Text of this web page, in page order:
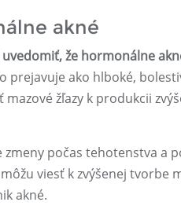
akné
uvedomiť, že hormonálne
prejavuje ako hlboké,
mazové žľazy k produkcii
počas tehotenstva a
viesť k zvýšenej tvorbe
akné.